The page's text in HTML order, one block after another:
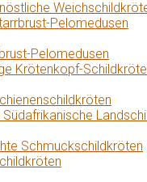
Pelomedusen
Pelomedusen
Krötenkopf-
Schmuckschildkröten